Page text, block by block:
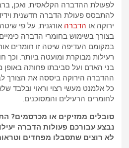
לפעולת ההדברה הקלאסית. ואכן,
להתבסס פעולת הדברה חדשנית
ירוקה או הדברה אורגנית. על פי
בצורך בשימוש בחומרי הדברה
במקומם העדיפה שיטה זו חומרים
רעילות מבוקרת ומועטה ביותר.
בני האדם ועל סביבתו פחותה
ההדברה הירוקה ביססה את הצורך
כל אלמנט מעשי רצוי וראוי ובלבד
לחומרים הרעילים והמסוכנים.
סובלים ממזיקים או מכרסמים?
נבצע עבורכם פעולות הדברה
לא רוצים שתסבלו מפחדים